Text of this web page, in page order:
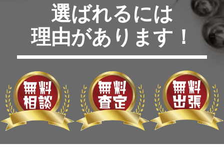
選ばれるには
理由があります！